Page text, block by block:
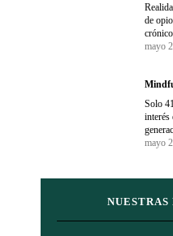
de
mayo
Solo
interés
mayo
NUESTRAS